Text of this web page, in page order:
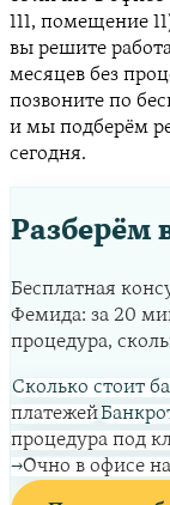
111, помещение
вы решите
месяцев без
позвоните по
и мы подберём
сегодня.
Разберём
Бесплатная
Фемида: за 20
процедура,
Сколько стоит
платежей
процедура под
→Очно в офисе